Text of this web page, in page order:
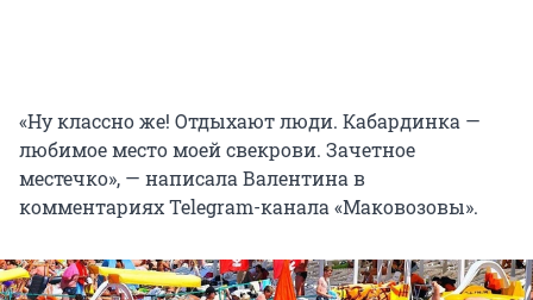
«Ну классно же! Отдыхают люди. Кабардинка —
любимое место моей свекрови. Зачетное
местечко», — написала Валентина в
комментариях Telegram-канала «Маковозовы».